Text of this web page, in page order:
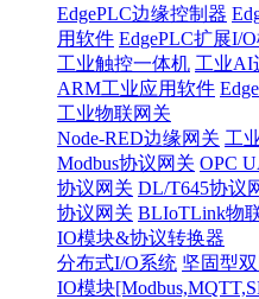
EdgePLC边缘控制器
用软件 EdgePLC扩展I/
工业触控一体机 工业AI
ARM工业应用软件
工业物联网关
Node-RED边缘网关 工
Modbus协议网关 OPC
协议网关 DL/T645协议
协议网关 BLIoTLink物
IO模块&协议转换器
分布式I/O系统 坚固型
IO模块